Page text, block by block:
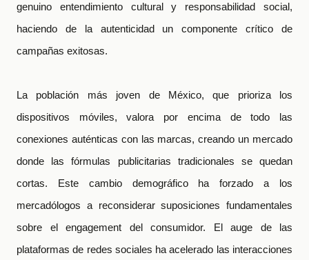
genuino entendimiento cultural y responsabilidad social,
haciendo de la autenticidad un componente crítico de
campañas exitosas.
La población más joven de México, que prioriza los
dispositivos móviles, valora por encima de todo las
conexiones auténticas con las marcas, creando un mercado
donde las fórmulas publicitarias tradicionales se quedan
cortas. Este cambio demográfico ha forzado a los
mercadólogos a reconsiderar suposiciones fundamentales
sobre el engagement del consumidor. El auge de las
plataformas de redes sociales ha acelerado las interacciones